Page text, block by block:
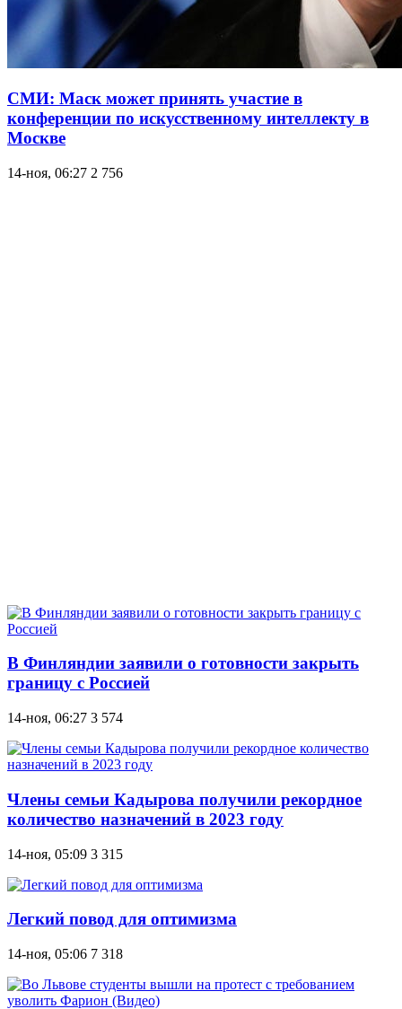
СМИ: Маск может принять участие в
конференции по искусственному интеллекту в
Москве
14-ноя, 06:27 2 756
В Финляндии заявили о готовности закрыть
границу с Россией
14-ноя, 06:27 3 574
Члены семьи Кадырова получили рекордное
количество назначений в 2023 году
14-ноя, 05:09 3 315
Легкий повод для оптимизма
14-ноя, 05:06 7 318